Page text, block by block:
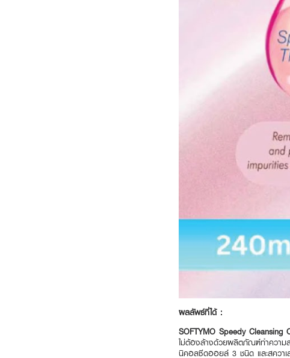
ผลลัพธ์ที่ได้ :
SOFTYMO Speedy Cleansing
ไม่ต้องล้างด้วยผลิตภัณฑ์ทำความ
นิคอลซีดออยล์ 3 ชนิด และสควาเ